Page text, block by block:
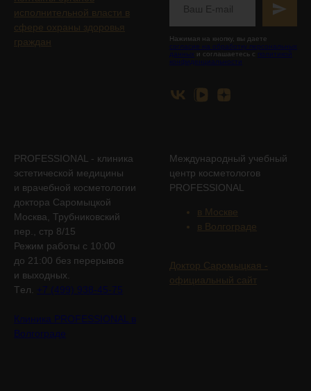
исполнительной власти в
сфере охраны здоровья
граждан
Нажимая на кнопку, вы даете
согласие на обработку персональных
данных и соглашаетесь с политикой
конфиденциальности
PROFESSIONAL - клиника
эстетической медицины
и врачебной косметологии
доктора Саромыцкой
Москва, Трубниковский
пер., стр 8/15
Режим работы с 10:00
до 21:00 без перерывов
и выходных.
Tел. +7 (499) 938-45-75
Клиника PROFESSIONAL в
Волгограде
Международный учебный
центр косметологов
PROFESSIONAL
в Москве
в Волгограде
Доктор Саромыцкая -
официальный сайт